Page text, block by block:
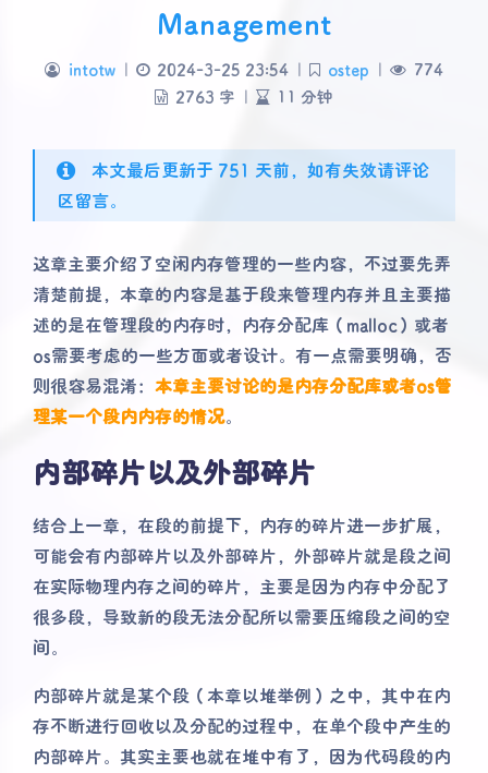
Management
intotw | 2024-3-25 23:54 | ostep |
774
2763 字 | 11 分钟
本文最后更新于 751 天前，如有失效请评论
区留言。
这章主要介绍了空闲内存管理的一些内容，不过要先弄
清楚前提，本章的内容是基于段来管理内存并且主要描
述的是在管理段的内存时，内存分配库（malloc）或者
os需要考虑的一些方面或者设计。有一点需要明确，否
则很容易混淆： 本章主要讨论的是内存分配库或者os管
理某一个段内内存的情况。
内部碎片以及外部碎片
结合上一章，在段的前提下，内存的碎片进一步扩展，
可能会有内部碎片以及外部碎片，外部碎片就是段之间
在实际物理内存之间的碎片，主要是因为内存中分配了
很多段，导致新的段无法分配所以需要压缩段之间的空
间。
内部碎片就是某个段（本章以堆举例）之中，其中在内
存不断进行回收以及分配的过程中，在单个段中产生的
内部碎片。其实主要也就在堆中有了，因为代码段的内